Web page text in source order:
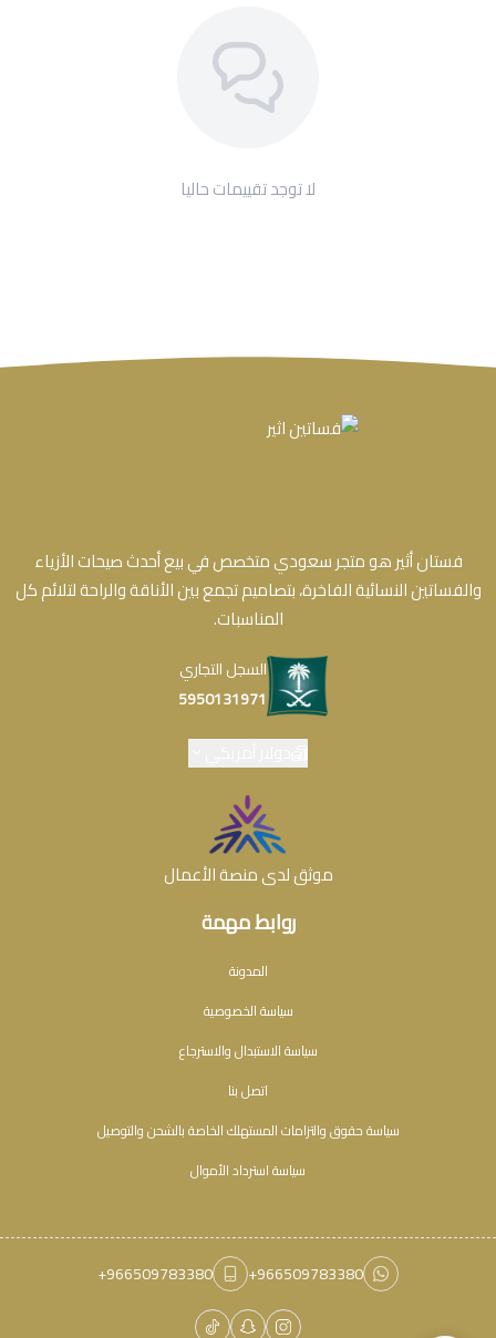
لا توجد تقييمات حاليا
روابط مهمة
المدونة
سياسة الخصوصية
سياسة الاستبدال والاسترجاع
اتصل بنا
سياسة حقوق والتزامات المستهلك الخاصة بالشحن والتوصيل
سياسة استرداد الأموال
فستان أثير هو متجر سعودي متخصص في بيع أحدث صيحات الأزياء
والفساتين النسائية الفاخرة، بتصاميم تجمع بين الأناقة والراحة لتلائم كل
المناسبات.
السجل التجاري
5950131971
موثق لدى منصة الأعمال
+966509783380
+966509783380